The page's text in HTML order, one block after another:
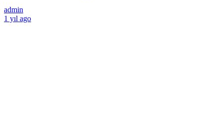
admin
1 yıl ago